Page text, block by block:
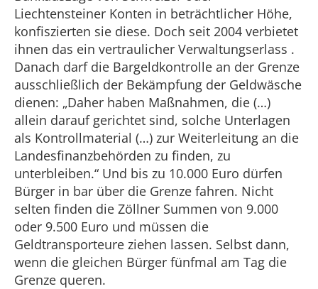
Liechtensteiner Konten in beträchtlicher Höhe,
konfiszierten sie diese. Doch seit 2004 verbietet
ihnen das ein vertraulicher Verwaltungserlass .
Danach darf die Bargeldkontrolle an der Grenze
ausschließlich der Bekämpfung der Geldwäsche
dienen: „Daher haben Maßnahmen, die (…)
allein darauf gerichtet sind, solche Unterlagen
als Kontrollmaterial (…) zur Weiterleitung an die
Landesfinanzbehörden zu finden, zu
unterbleiben.“ Und bis zu 10.000 Euro dürfen
Bürger in bar über die Grenze fahren. Nicht
selten finden die Zöllner Summen von 9.000
oder 9.500 Euro und müssen die
Geldtransporteure ziehen lassen. Selbst dann,
wenn die gleichen Bürger fünfmal am Tag die
Grenze queren.